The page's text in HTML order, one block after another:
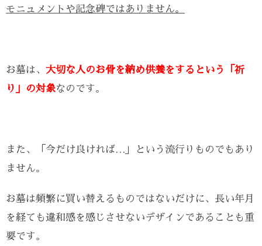
モニュメントや記念碑ではありません。
お墓は、 大切な人のお骨を納め供養をするという「祈
り」の対象なのです。
また、「今だけ良ければ…」という流行りものでもあり
ません。
お墓は頻繁に買い替えるものではないだけに、長い年月
を経ても違和感を感じさせないデザインであることも重
要です。